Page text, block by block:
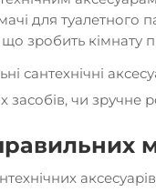
для туалетного
що зробить кімнату
сантехнічні
засобів, чи зручне